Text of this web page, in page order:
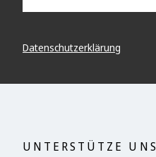
Datenschutzerklärung
UNTERSTÜTZE UNS